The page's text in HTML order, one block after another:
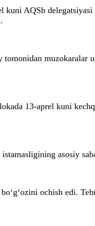
AQSh
muzokaralar
13-aprel kuni
asosiy
ochish edi.